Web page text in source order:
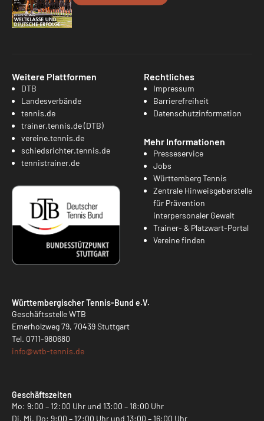
Weitere Plattformen
DTB
Landesverbände
tennis.de
trainer.tennis.de (DTB)
vereine.tennis.de
schiedsrichter.tennis.de
tennistrainer.de
Rechtliches
Impressum
Barrierefreiheit
Datenschutzinformation
Mehr Informationen
Presseservice
Jobs
Württemberg Tennis
Zentrale Hinweisgeberstelle
für Prävention
interpersonaler Gewalt
Trainer- & Platzwart-Portal
Vereine finden
Württembergischer Tennis-Bund e.V.
Geschäftsstelle WTB
Emerholzweg 79, 70439 Stuttgart
Tel. 0711-980680
info@wtb-tennis.de
Geschäftszeiten
Mo: 9:00 – 12:00 Uhr und 13:00 – 18:00 Uhr
Di, Mi, Do: 9:00 – 12:00 Uhr und 13:00 – 16:00 Uhr